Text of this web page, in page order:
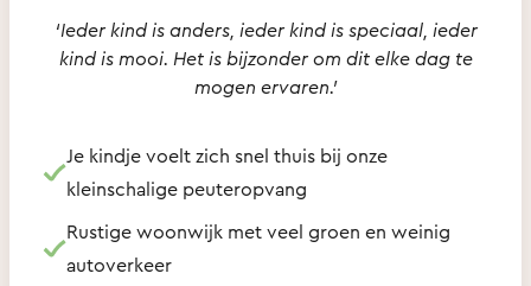
‘Ieder kind is anders, ieder kind is speciaal, ieder
kind is mooi. Het is bijzonder om dit elke dag te
mogen ervaren.’
Je kindje voelt zich snel thuis bij onze
kleinschalige peuteropvang
Rustige woonwijk met veel groen en weinig
autoverkeer